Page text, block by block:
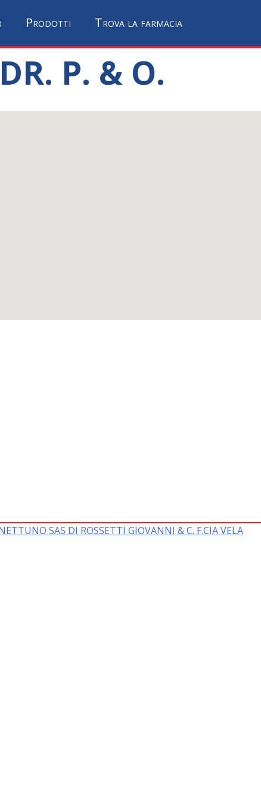
Prodotti Trova la farmacia
P. & O.
SAS DI ROSSETTI GIOVANNI & C. F.CIA VELA